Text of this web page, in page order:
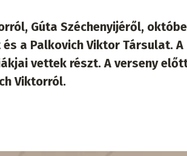
Gúta Széchenyijéről,
a Palkovich Viktor Társulat. A
vettek részt. A verseny
Viktorról.